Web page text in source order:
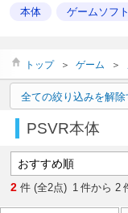
本体 ゲームソフト
トップ ＞ ゲーム ＞
全ての絞り込みを解除
PSVR本体
2 件 (全2点) 1 件から 2